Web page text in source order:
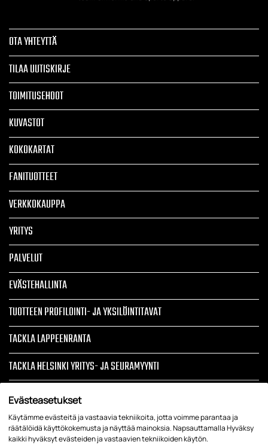
OTA YHTEYTTÄ
TILAA UUTISKIRJE
TOIMITUSEHDOT
KUVASTOT
KOKOKARTAT
FANITUOTTEET
VERKKOKAUPPA
YRITYS
PALVELUT
EVÄSTEHALLINTA
TUOTTEEN PROFILOINTI- JA YKSILÖINTITAVAT
TACKLA LAPPEENRANTA
TACKLA HELSINKI YRITYS- JA SEURAMYYNTI
TIETOSUOJASELOSTE JA REKISTERISELOSTE
ARTIKKELIT
Evästeasetukset
Käytämme evästeitä ja vastaavia tekniikoita, jotta voimme parantaa ja
räätälöidä käyttökokemusta ja näyttää mainoksia. Napsauttamalla Hyväksy
kaikki hyväksyt evästeiden ja vastaavien tekniikoiden käytön.